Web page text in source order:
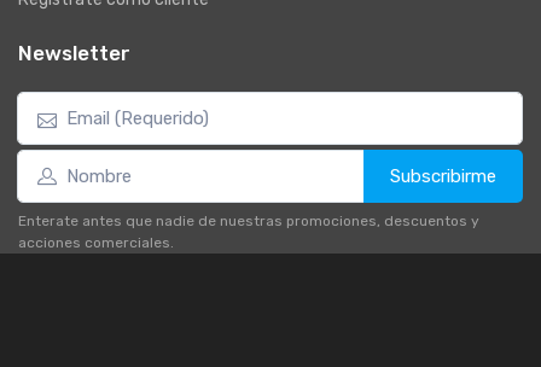
Newsletter
Subscribirme
Enterate antes que nadie de nuestras promociones, descuentos y
acciones comerciales.